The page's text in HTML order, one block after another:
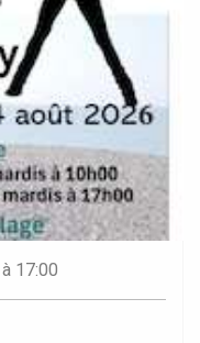
à 17:00